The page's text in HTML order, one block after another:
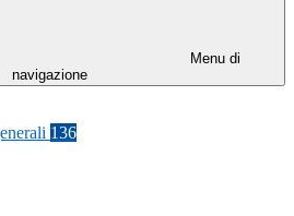
Menu di
navigazione
136